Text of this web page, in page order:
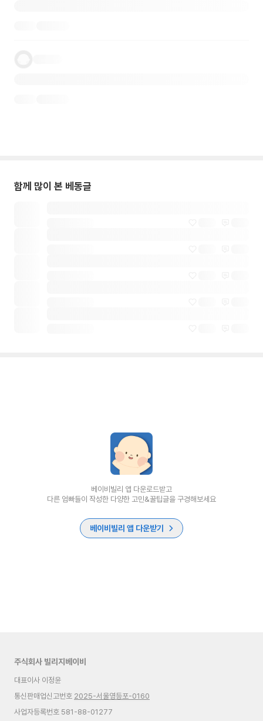
함께 많이 본 베동글
베이비빌리 앱 다운로드받고
다른 엄빠들이 작성한 다양한 고민&꿀팁글을 구경해보세요
베이비빌리 앱 다운받기
주식회사 빌리지베이비
대표이사 이정윤
통신판매업신고번호 2025-서울영등포-0160
사업자등록번호 581-88-01277